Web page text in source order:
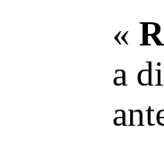
«
a